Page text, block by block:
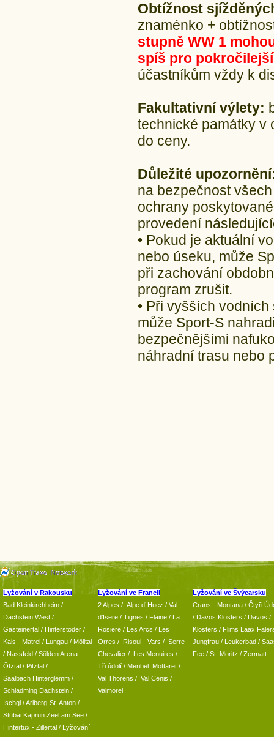
Obtížnost
znaménko +
stupně WW 1
spíš pro
účastníkům vždy k
Fakultativní výlety:
technické památky v
do ceny.
Důležité
na bezpečnost
ochrany
provedení
• Pokud je aktuální
nebo úseku, může
při zachování
program zrušit.
• Při vyšších
může Sport-S
bezpečnějšími
náhradní trasu nebo
Lyžování v Rakousku
Bad Kleinkirchheim /
Dachstein West /
Gasteinertal / Hinterstoder /
Kals - Matrei / Lungau / Mölltal
/ Nassfeld / Sölden Arena
Ötztal / Pitztal /
Saalbach Hinterglemm /
Schladming Dachstein /
Ischgl /Arlberg-St. Anton /
Stubai Kaprun Zeel am See /
Hintertux - Zillertal / Lyžování
Lyžování ve Francii
2 Alpes / Alpe d´Huez / Val
d’Isere / Tignes / Flaine / La
Rosiere / Les Arcs / Les
Orres / Risoul - Vars / Serre
Chevalier / Les Menuires /
Tři údolí / Meribel Mottaret /
Val Thorens / Val Cenis /
Valmorel
Lyžování ve Švýcarsku
Crans - Montana / Čtyři
/ Davos Klosters / Davos /
Klosters / Flims Laax
Jungfrau / Leukerbad /
Fee / St. Moritz / Zermatt